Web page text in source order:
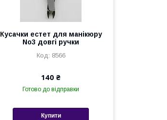
Кусачки естет для манікюру
No3 довгі ручки
8566
140 ₴
Готово до відправки
Купити